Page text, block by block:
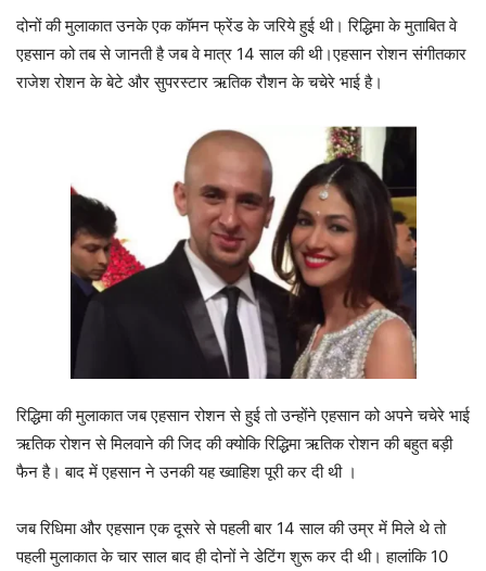
दोनों की मुलाकात उनके एक कॉमन फ्रेंड के जरिये हुई थी। रिद्धिमा के मुताबित वे
एहसान को तब से जानती है जब वे मात्र 14 साल की थी।एहसान रोशन संगीतकार
राजेश रोशन के बेटे और सुपरस्टार ऋतिक रौशन के चचेरे भाई है।
रिद्धिमा की मुलाकात जब एहसान रोशन से हुई तो उन्होंने एहसान को अपने चचेरे भाई
ऋतिक रोशन से मिलवाने की जिद की क्योकि रिद्धिमा ऋतिक रोशन की बहुत बड़ी
फैन है। बाद में एहसान ने उनकी यह ख्वाहिश पूरी कर दी थी ।
जब रिधिमा और एहसान एक दूसरे से पहली बार 14 साल की उम्र में मिले थे तो
पहली मुलाकात के चार साल बाद ही दोनों ने डेटिंग शुरू कर दी थी। हालांकि 10